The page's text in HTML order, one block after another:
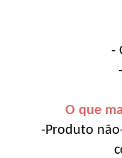
-
O que
-Produto